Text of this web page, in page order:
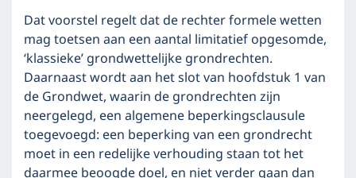
Dat voorstel regelt dat de rechter formele wetten
mag toetsen aan een aantal limitatief opgesomde,
‘klassieke’ grondwettelijke grondrechten.
Daarnaast wordt aan het slot van hoofdstuk 1 van
de Grondwet, waarin de grondrechten zijn
neergelegd, een algemene beperkingsclausule
toegevoegd: een beperking van een grondrecht
moet in een redelijke verhouding staan tot het
daarmee beoogde doel, en niet verder gaan dan